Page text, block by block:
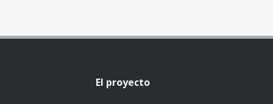
El proyecto